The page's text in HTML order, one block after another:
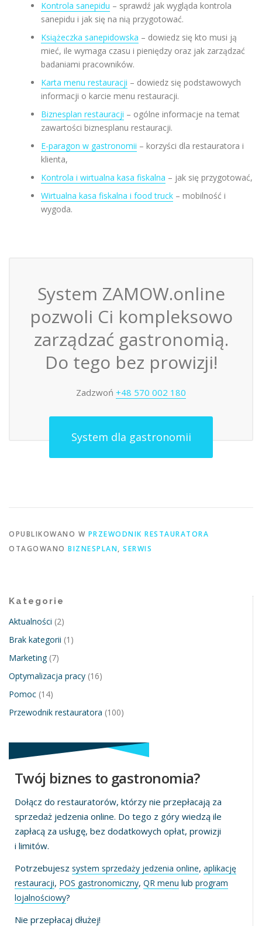
Kontrola sanepidu – sprawdź jak wygląda kontrola
sanepidu i jak się na nią przygotować.
Książeczka sanepidowska – dowiedz się kto musi ją
mieć, ile wymaga czasu i pieniędzy oraz jak zarządzać
badaniami pracowników.
Karta menu restauracji – dowiedz się podstawowych
informacji o karcie menu restauracji.
Biznesplan restauracji – ogólne informacje na temat
zawartości biznesplanu restauracji.
E-paragon w gastronomii – korzyści dla restauratora i
klienta,
Kontrola i wirtualna kasa fiskalna – jak się przygotować,
Wirtualna kasa fiskalna i food truck – mobilność i
wygoda.
System ZAMOW.online
pozwoli Ci kompleksowo
zarządzać gastronomią.
Do tego bez prowizji!
Zadzwoń +48 570 002 180
System dla gastronomii
OPUBLIKOWANO W PRZEWODNIK RESTAURATORA
OTAGOWANO BIZNESPLAN, SERWIS
Kategorie
Aktualności (2)
Brak kategorii (1)
Marketing(7)
Optymalizacja pracy (16)
Pomoc (14)
Przewodnik restauratora (100)
Twój biznes to gastronomia?
Dołącz do restauratorów, którzy nie przepłacają za
sprzedaż jedzenia online. Do tego z góry wiedzą ile
zapłacą za usługę, bez dodatkowych opłat, prowizji
i limitów.
Potrzebujesz system sprzedaży jedzenia online, aplikację
restauracji, POS gastronomiczny, QR menu lub program
lojalnościowy?
Nie przepłacaj dłużej!